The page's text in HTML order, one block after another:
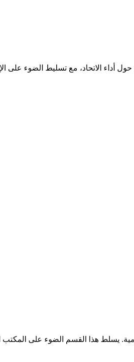
حول أداء الاتحاد، مع تسليط الضوء
يسلط هذا القسم الضوء على